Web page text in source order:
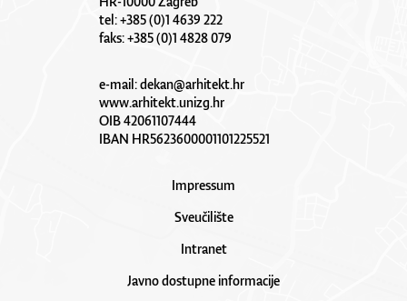
tel: +385 (0)1 4639 222
faks: +385 (0)1 4828 079
e-mail:dekan@arhitekt.hr
www.arhitekt.unizg.hr
OIB 42061107444
IBAN HR5623600001101225521
Impressum
Sveučilište
Intranet
Javno dostupne informacije